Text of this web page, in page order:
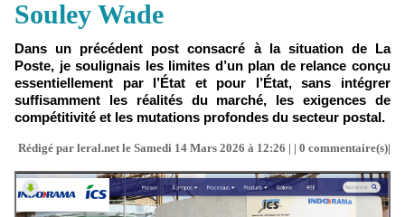
Souley Wade
Dans un précédent post consacré à la situation de La
Poste, je soulignais les limites d’un plan de relance conçu
essentiellement par l’État et pour l’État, sans intégrer
suffisamment les réalités du marché, les exigences de
compétitivité et les mutations profondes du secteur postal.
Rédigé par leral.net le Samedi 14 Mars 2026 à 12:26 | | 0 commentaire(s)|